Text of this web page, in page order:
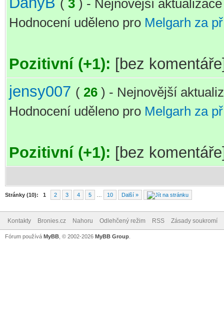
( 3 ) - Nejnovější
Hodnocení uděleno pro Melgarh za
Pozitivní (+1): [bez
jensy007 ( 26 ) - Nejnovější
Hodnocení uděleno pro Melgarh za
Pozitivní (+1): [bez
Stránky (10): 1 2 3 4 5 10 Další »
Kontakty Bronies.cz Nahoru Odlehčený režim RSS Zásady soukromí
Fórum používá MyBB , © 2002-2026 MyBB Group